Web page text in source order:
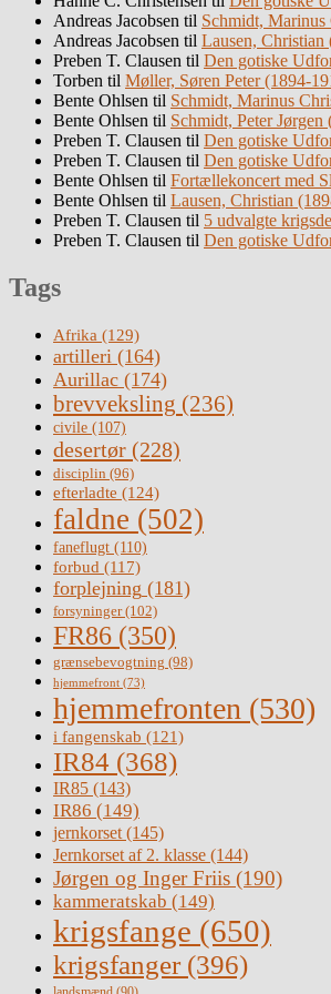
Andreas Jacobsen til Schmidt,
Andreas Jacobsen til Lausen, Christian
Preben T. Clausen til Den gotiske
Torben til Møller, Søren Peter (1894-
Bente Ohlsen til Schmidt, Marinus
Bente Ohlsen til Schmidt, Peter Jørgen
Preben T. Clausen til Den gotiske
Preben T. Clausen til Den gotiske
Bente Ohlsen til Fortællekoncert med
Bente Ohlsen til Lausen, Christian
Preben T. Clausen til 5 udvalgte
Preben T. Clausen til Den gotiske
Tags
Afrika (129)
artilleri (164)
Aurillac (174)
brevveksling (236)
civile (107)
desertør (228)
disciplin (96)
efterladte (124)
faldne (502)
faneflugt (110)
forbud (117)
forplejning (181)
forsyninger(102)
FR86 (350)
grænsebevogtning (98)
hjemmefront (73)
hjemmefronten (530)
i fangenskab (121)
IR84 (368)
IR85 (143)
IR86 (149)
jernkorset(145)
Jernkorset af 2. klasse (144)
Jørgen og Inger Friis (190)
kammeratskab (149)
krigsfange (650)
krigsfanger (396)